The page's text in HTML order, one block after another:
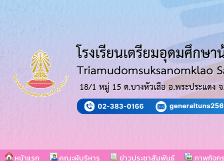
หน้าแรก คณะผู้บริหาร ข่าวประชาสัมพันธ์ ภาพกิจก